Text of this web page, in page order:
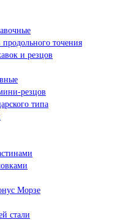
точения
и резцов
резцов
типа
Морзе
стали